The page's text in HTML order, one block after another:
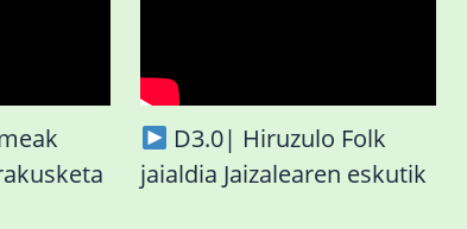
D3.0| Hiruzulo Folk
jaialdia Jaizalearen eskutik